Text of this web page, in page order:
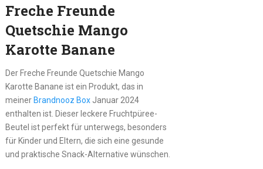
Freche Freunde
Quetschie Mango
Karotte Banane
Der Freche Freunde Quetschie Mango
Karotte Banane ist ein Produkt, das in
meinerBrandnooz BoxJanuar 2024
enthalten ist. Dieser leckere Fruchtpüree-
Beutel ist perfekt für unterwegs, besonders
für Kinder und Eltern, die sich eine gesunde
und praktische Snack-Alternative wünschen.